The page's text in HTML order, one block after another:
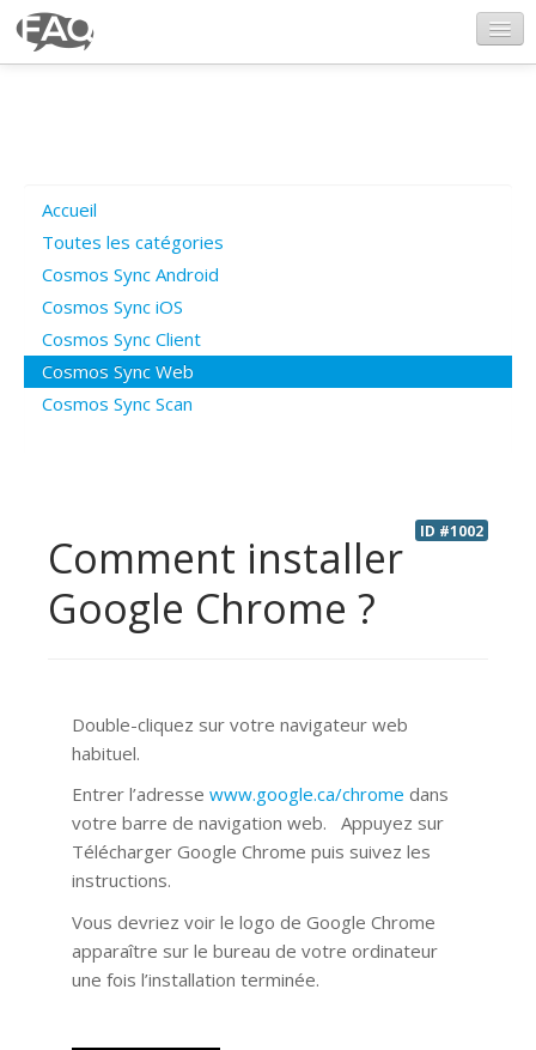
Poser une question
Questions ouvertes
Connexion
Accueil
Toutes les catégories
Cosmos Sync Android
Cosmos Sync iOS
Cosmos Sync Client
Cosmos Sync Web
Cosmos Sync Scan
ID #1002
Comment installer
Google Chrome ?
Double-cliquez sur votre navigateur web
habituel.
Entrer l’adresse www.google.ca/chrome dans
votre barre de navigation web. Appuyez sur
Télécharger Google Chrome puis suivez les
instructions.
Vous devriez voir le logo de Google Chrome
apparaître sur le bureau de votre ordinateur
une fois l’installation terminée.